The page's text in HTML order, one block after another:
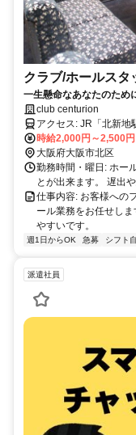
クラブ/ホールスタ
一生懸命なあなたのため
げます！未経験歓迎！日
club centurion
アクセス: JR「
時給2,000円～2,500円
大阪府大阪市北区
勤務時間・曜日: ホー
とが出来ます。 遅出
仕事内容: お客様への
ール業務をお任せし
やすいです。
週1日からOK 急募 シフト
派遣社員